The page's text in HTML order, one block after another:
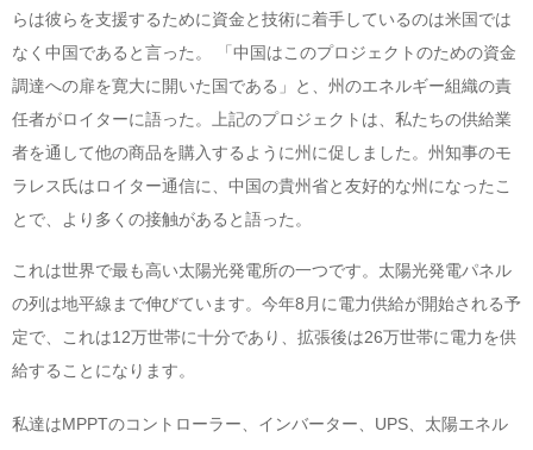
らは彼らを支援するために資金と技術に着手しているのは米国では
なく中国であると言った。 「中国はこのプロジェクトのための資金
調達への扉を寛大に開いた国である」と、州のエネルギー組織の責
任者がロイターに語った。上記のプロジェクトは、私たちの供給業
者を通して他の商品を購入するように州に促しました。州知事のモ
ラレス氏はロイター通信に、中国の貴州省と友好的な州になったこ
とで、より多くの接触があると語った。
これは世界で最も高い太陽光発電所の一つです。太陽光発電パネル
の列は地平線まで伸びています。今年8月に電力供給が開始される予
定で、これは12万世帯に十分であり、拡張後は26万世帯に電力を供
給することになります。
私達はMPPTのコントローラー、インバーター、UPS、太陽エネル